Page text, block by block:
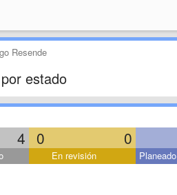
Resende
estado
4 0 0
En revisión Planeado